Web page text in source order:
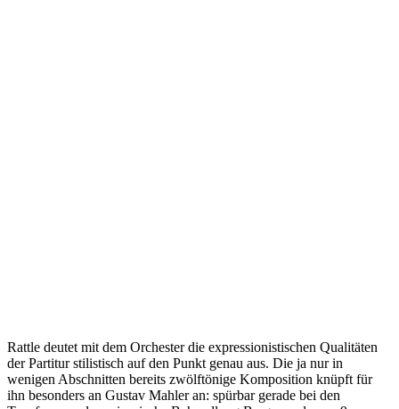
Rattle deutet mit dem Orchester die expressionistischen Qualitäten
der Partitur stilistisch auf den Punkt genau aus. Die ja nur in
wenigen Abschnitten bereits zwölftönige Komposition knüpft für
ihn besonders an Gustav Mahler an: spürbar gerade bei den